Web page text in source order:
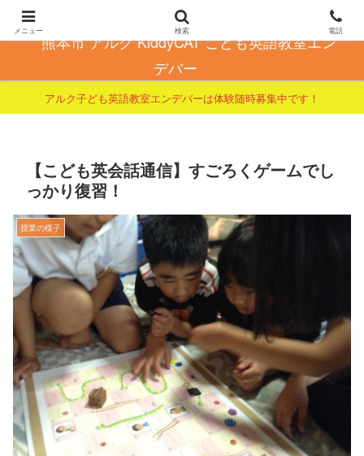
こども英会話で自信とやる気を育てる
熊本市 アルク KiddyCAT こども英語教室エン
デバー
アルク子ども英語教室エンデバーは体験随時募集中です！
【こども英会話通信】すごろくゲームでし
っかり復習！
授業の様子
メニュー 検索 電話